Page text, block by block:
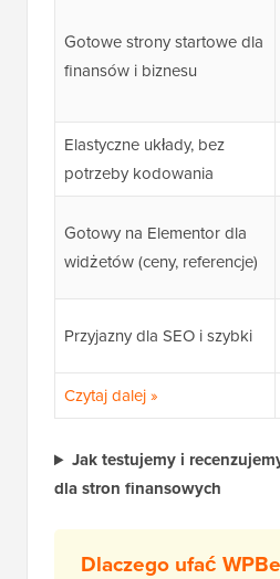
Gotowe strony startowe dla
finansów i biznesu
Elastyczne układy, bez
potrzeby kodowania
Gotowy na Elementor dla
widżetów (ceny, referencje)
Przyjazny dla SEO i szybki
Czytaj dalej »
Jak testujemy i
dla stron finansowych
Dlaczego ufać